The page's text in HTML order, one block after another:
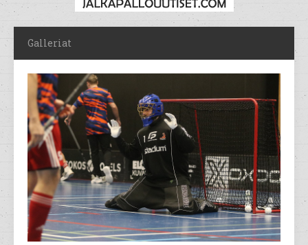
Galleriat